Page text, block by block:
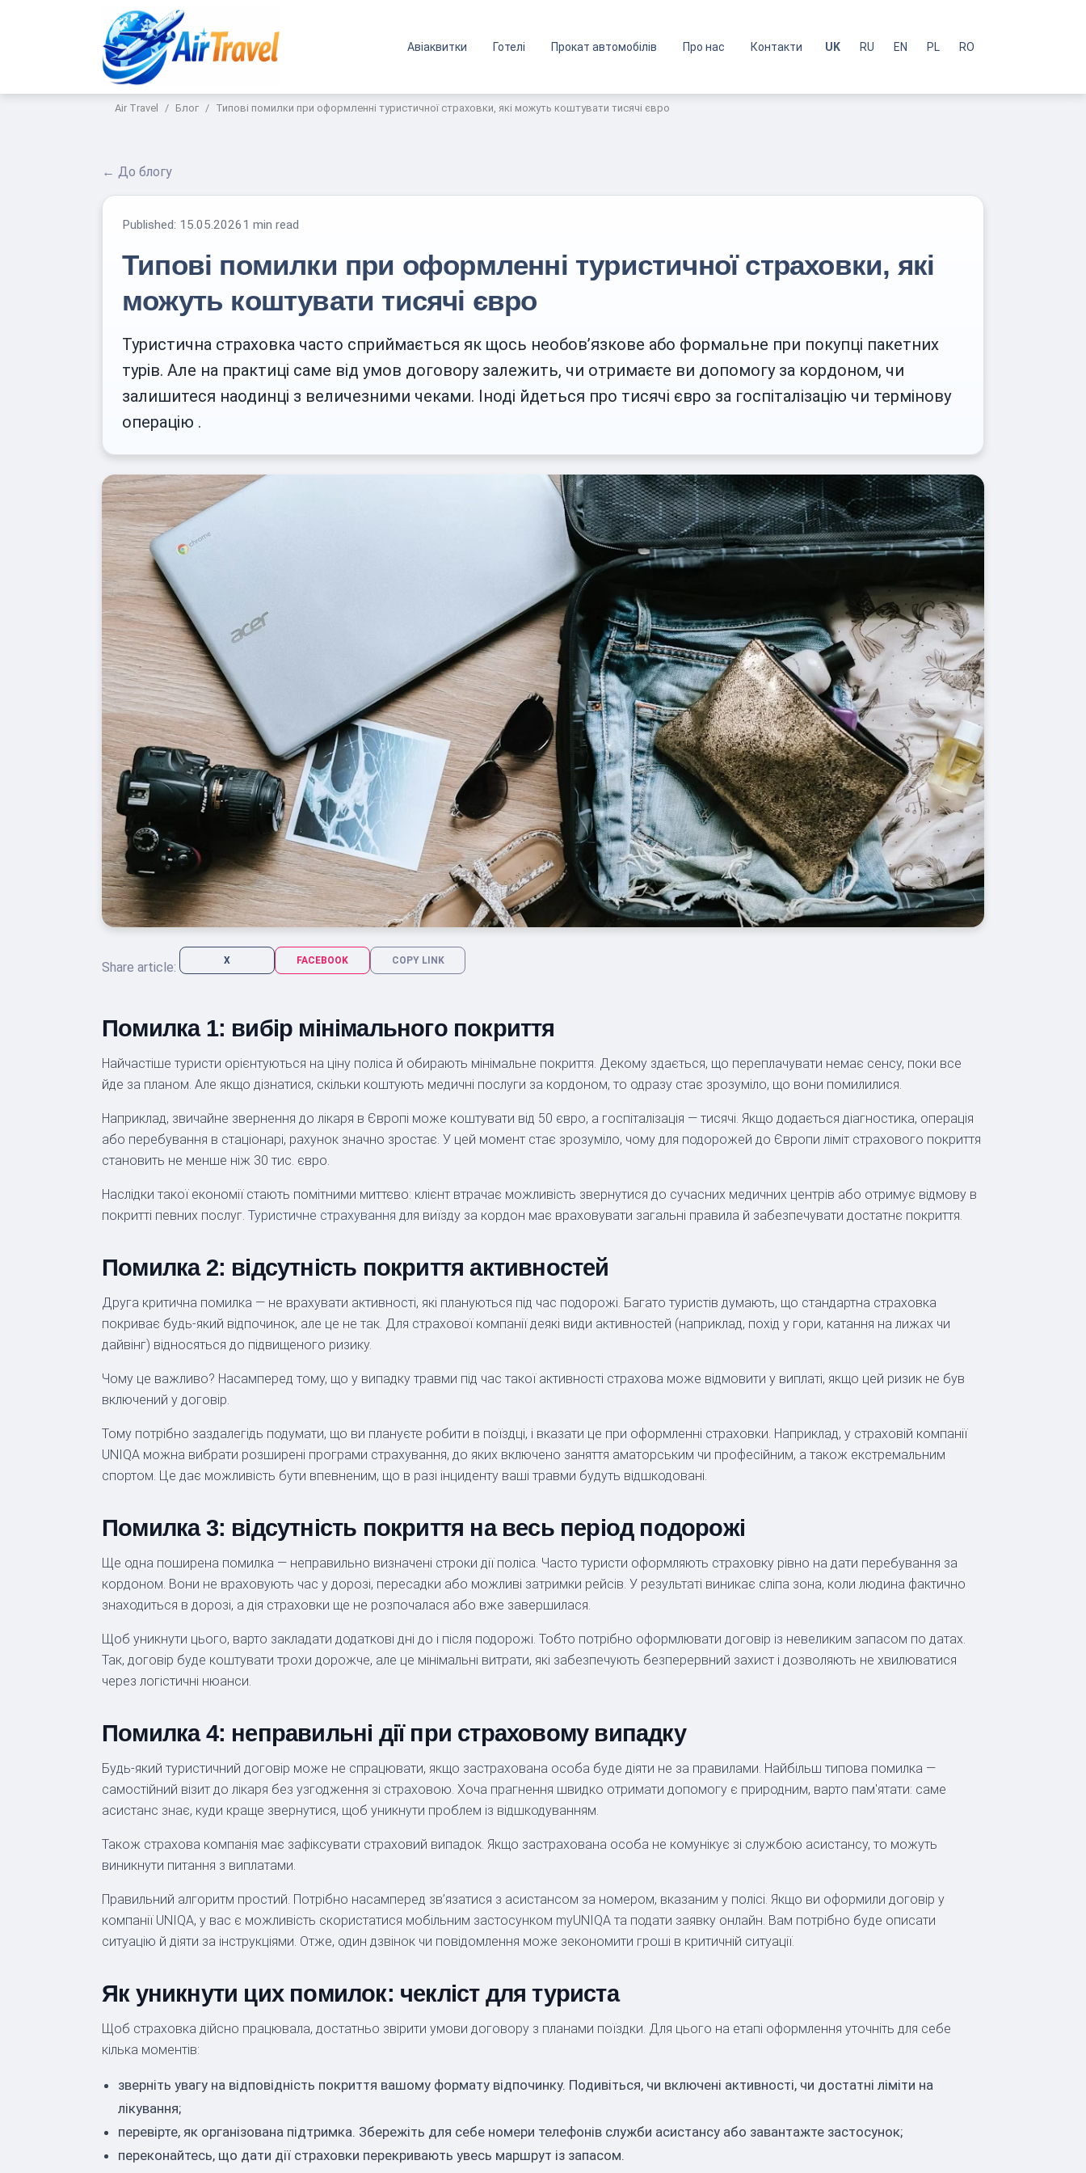
Авіаквитки Готелі Прокат автомобілів Про нас Контакти UK RU EN PL RO
Air Travel Блог Типові помилки при оформленні туристичної страховки, які можуть коштувати тисячі євро
← До блогу
Published: 15.05.20261 min read
Типові помилки при оформленні туристичної страховки, які
можуть коштувати тисячі євро
Туристична страховка часто сприймається як щось необов’язкове або формальне при покупці пакетних
турів. Але на практиці саме від умов договору залежить, чи отримаєте ви допомогу за кордоном, чи
залишитеся наодинці з величезними чеками. Іноді йдеться про тисячі євро за госпіталізацію чи термінову
операцію .
Share article: X FACEBOOK COPY LINK
Помилка 1: вибір мінімального покриття
Найчастіше туристи орієнтуються на ціну поліса й обирають мінімальне покриття. Декому здається, що переплачувати немає сенсу, поки все
йде за планом. Але якщо дізнатися, скільки коштують медичні послуги за кордоном, то одразу стає зрозуміло, що вони помилилися.
Наприклад, звичайне звернення до лікаря в Європі може коштувати від 50 євро, а госпіталізація — тисячі. Якщо додається діагностика, операція
або перебування в стаціонарі, рахунок значно зростає. У цей момент стає зрозуміло, чому для подорожей до Європи ліміт страхового покриття
становить не менше ніж 30 тис. євро.
Наслідки такої економії стають помітними миттєво: клієнт втрачає можливість звернутися до сучасних медичних центрів або отримує відмову в
покритті певних послуг. Туристичне страхування для виїзду за кордон має враховувати загальні правила й забезпечувати достатнє покриття.
Помилка 2: відсутність покриття активностей
Друга критична помилка — не врахувати активності, які плануються під час подорожі. Багато туристів думають, що стандартна страховка
покриває будь-який відпочинок, але це не так. Для страхової компанії деякі види активностей (наприклад, похід у гори, катання на лижах чи
дайвінг) відносяться до підвищеного ризику.
Чому це важливо? Насамперед тому, що у випадку травми під час такої активності страхова може відмовити у виплаті, якщо цей ризик не був
включений у договір.
Тому потрібно заздалегідь подумати, що ви плануєте робити в поїздці, і вказати це при оформленні страховки. Наприклад, у страховій компанії
UNIQA можна вибрати розширені програми страхування, до яких включено заняття аматорським чи професійним, а також екстремальним
спортом. Це дає можливість бути впевненим, що в разі інциденту ваші травми будуть відшкодовані.
Помилка 3: відсутність покриття на весь період подорожі
Ще одна поширена помилка — неправильно визначені строки дії поліса. Часто туристи оформляють страховку рівно на дати перебування за
кордоном. Вони не враховують час у дорозі, пересадки або можливі затримки рейсів. У результаті виникає сліпа зона, коли людина фактично
знаходиться в дорозі, а дія страховки ще не розпочалася або вже завершилася.
Щоб уникнути цього, варто закладати додаткові дні до і після подорожі. Тобто потрібно оформлювати договір із невеликим запасом по датах.
Так, договір буде коштувати трохи дорожче, але це мінімальні витрати, які забезпечують безперервний захист і дозволяють не хвилюватися
через логістичні нюанси.
Помилка 4: неправильні дії при страховому випадку
Будь-який туристичний договір може не спрацювати, якщо застрахована особа буде діяти не за правилами. Найбільш типова помилка —
самостійний візит до лікаря без узгодження зі страховою. Хоча прагнення швидко отримати допомогу є природним, варто пам'ятати: саме
асистанс знає, куди краще звернутися, щоб уникнути проблем із відшкодуванням.
Також страхова компанія має зафіксувати страховий випадок. Якщо застрахована особа не комунікує зі службою асистансу, то можуть
виникнути питання з виплатами.
Правильний алгоритм простий. Потрібно насамперед зв’язатися з асистансом за номером, вказаним у полісі. Якщо ви оформили договір у
компанії UNIQA, у вас є можливість скористатися мобільним застосунком myUNIQA та подати заявку онлайн. Вам потрібно буде описати
ситуацію й діяти за інструкціями. Отже, один дзвінок чи повідомлення може зекономити гроші в критичній ситуації.
Як уникнути цих помилок: чекліст для туриста
Щоб страховка дійсно працювала, достатньо звірити умови договору з планами поїздки. Для цього на етапі оформлення уточніть для себе
кілька моментів:
зверніть увагу на відповідність покриття вашому формату відпочинку. Подивіться, чи включені активності, чи достатні ліміти на
лікування;
перевірте, як організована підтримка. Збережіть для себе номери телефонів служби асистансу або завантажте застосунок;
переконайтесь, що дати дії страховки перекривають увесь маршрут із запасом.